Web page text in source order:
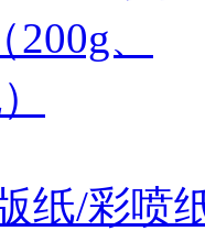
纸/彩喷